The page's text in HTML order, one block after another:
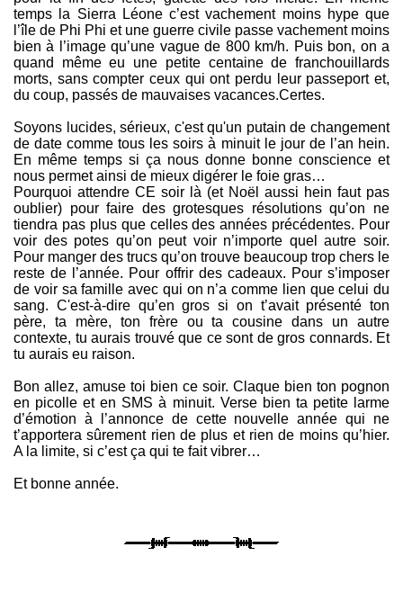
temps la Sierra Léone c’est vachement moins hype que
l’île de Phi Phi et une guerre civile passe vachement moins
bien à l’image qu’une vague de 800 km/h. Puis bon, on a
quand même eu une petite centaine de franchouillards
morts, sans compter ceux qui ont perdu leur passeport et,
du coup, passés de mauvaises vacances.Certes.
Soyons lucides, sérieux, c'est qu'un putain de changement
de date comme tous les soirs à minuit le jour de l’an hein.
En même temps si ça nous donne bonne conscience et
nous permet ainsi de mieux digérer le foie gras…
Pourquoi attendre CE soir là (et Noël aussi hein faut pas
oublier) pour faire des grotesques résolutions qu’on ne
tiendra pas plus que celles des années précédentes. Pour
voir des potes qu’on peut voir n’importe quel autre soir.
Pour manger des trucs qu’on trouve beaucoup trop chers le
reste de l’année. Pour offrir des cadeaux. Pour s’imposer
de voir sa famille avec qui on n’a comme lien que celui du
sang. C'est-à-dire qu’en gros si on t’avait présenté ton
père, ta mère, ton frère ou ta cousine dans un autre
contexte, tu aurais trouvé que ce sont de gros connards. Et
tu aurais eu raison.
Bon allez, amuse toi bien ce soir. Claque bien ton pognon
en picolle et en SMS à minuit. Verse bien ta petite larme
d’émotion à l’annonce de cette nouvelle année qui ne
t’apportera sûrement rien de plus et rien de moins qu’hier.
A la limite, si c’est ça qui te fait vibrer…
Et bonne année.